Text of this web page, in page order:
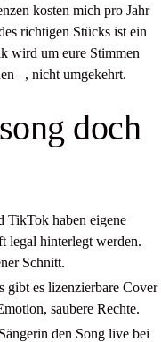
kosten mich pro Jahr
richtigen Stücks ist ein
wird um eure Stimmen
–, nicht umgekehrt.
doch
TikTok haben eigene
legal hinterlegt werden.
Schnitt.
gibt es lizenzierbare Cover
saubere Rechte.
den Song live bei